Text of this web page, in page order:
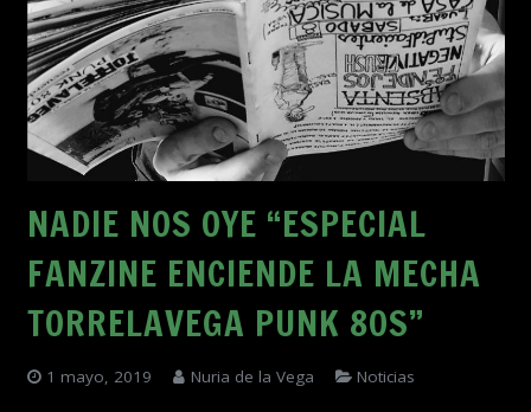
NADIE NOS OYE “ESPECIAL
FANZINE ENCIENDE LA MECHA
TORRELAVEGA PUNK 80S”
1 mayo, 2019 Nuria de la Vega Noticias